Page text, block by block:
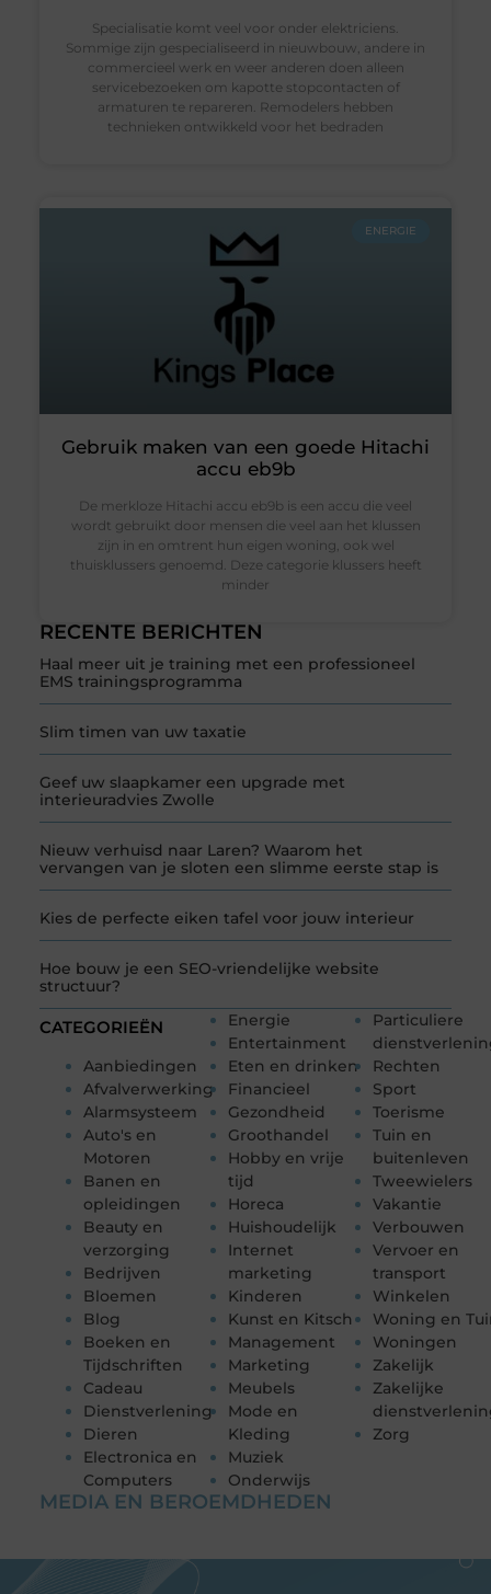
RECENTE BERICHTEN
Haal meer uit je training met een professioneel
EMS trainingsprogramma
Slim timen van uw taxatie
Geef uw slaapkamer een upgrade met
interieuradvies Zwolle
Nieuw verhuisd naar Laren? Waarom het
vervangen van je sloten een slimme eerste stap is
Kies de perfecte eiken tafel voor jouw interieur
Hoe bouw je een SEO-vriendelijke website
structuur?
CATEGORIEËN
Aanbiedingen
Afvalverwerking
Alarmsysteem
Auto's en
Motoren
Banen en
opleidingen
Beauty en
verzorging
Bedrijven
Bloemen
Blog
Boeken en
Tijdschriften
Cadeau
Dienstverlening
Dieren
Electronica en
Computers
Energie
Entertainment
Eten en drinken
Financieel
Gezondheid
Groothandel
Hobby en vrije
tijd
Horeca
Huishoudelijk
Internet
marketing
Kinderen
Kunst en Kitsch
Management
Marketing
Meubels
Mode en
Kleding
Muziek
Onderwijs
Particuliere
Rechten
Sport
Toerisme
Tuin en
buitenleven
Tweewielers
Vakantie
Verbouwen
Vervoer en
transport
Winkelen
Woning en
Woningen
Zakelijk
Zakelijke
Zorg
MEDIA EN BEROEMDHEDEN
Specialisatie komt veel voor onder elektriciens.
Sommige zijn gespecialiseerd in nieuwbouw, andere in
commercieel werk en weer anderen doen alleen
servicebezoeken om kapotte stopcontacten of
armaturen te repareren. Remodelers hebben
technieken ontwikkeld voor het bedraden
ENERGIE
Gebruik maken van een goede Hitachi
accu eb9b
De merkloze Hitachi accu eb9b is een accu die veel
wordt gebruikt door mensen die veel aan het klussen
zijn in en omtrent hun eigen woning, ook wel
thuisklussers genoemd. Deze categorie klussers heeft
minder